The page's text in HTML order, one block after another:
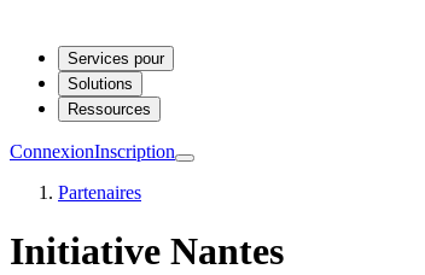
Services pour
Solutions
Ressources
ConnexionInscription
Partenaires
Initiative Nantes